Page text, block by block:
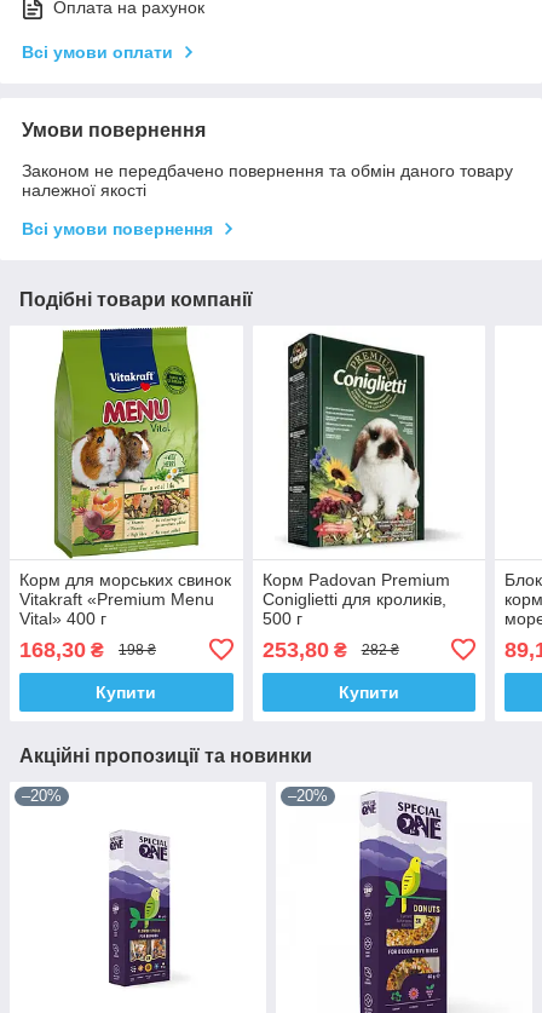
Оплата на рахунок
Всі умови оплати
Умови повернення
Законом не передбачено повернення та обмін даного товару
належної якості
Всі умови повернення
Подібні товари компанії
Корм для морських свинок
Vitakraft «Premium Menu
Vital» 400 г
168,30 ₴ 198 ₴
Купити
Корм Padovan Premium
Coniglietti для кроликів,
500 г
253,80₴ 282 ₴
Купити
Акційні пропозиції та новинки
–20% –20%